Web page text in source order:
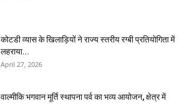
कोटडी व्यास के खिलाड़ियों ने राज्य स्तरीय रग्बी प्रतियोगिता में
लहराया...
April 27, 2026
वाल्मीकि भगवान मूर्ति स्थापना पर्व का भव्य आयोजन, क्षेत्र में